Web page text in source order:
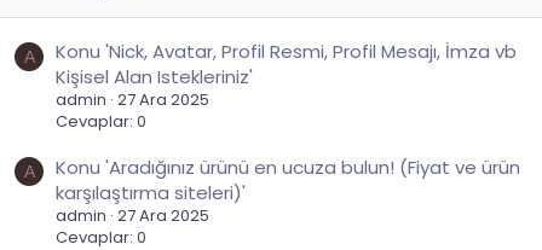
A
Konu 'Nick, Avatar, Profil Resmi, Profil Mesajı, İmza vb
Kişisel Alan Istekleriniz'
admin 27 Ara 2025
Cevaplar: 0
A
Konu 'Aradığınız ürünü en ucuza bulun! (Fiyat ve ürün
karşılaştırma siteleri)'
admin 27 Ara 2025
Cevaplar: 0